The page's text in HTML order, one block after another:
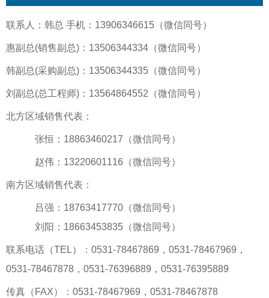
联系人：韩总 手机：13906346615（微信同号）
惠副总(销售副总)：13506344334（微信同号）
韩副总(采购副总)：13506344335（微信同号）
刘副总(总工程师)：13564864552（微信同号）
北方区域销售代表：
张恒：18863460217（微信同号）
赵伟：13220601116（微信同号）
南方区域销售代表：
吕强：18763417770（微信同号）
刘阳：18663453835（微信同号）
联系电话（TEL）：0531-78467869，0531-78467969，
0531-78467878，0531-76396889，0531-76395889
传真（FAX）：0531-78467969，0531-78467878